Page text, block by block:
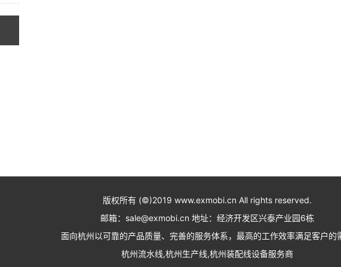
版权所有 (©)2019 www.exmobi.cn All rights reserved.
邮箱：sale@exmobi.cn 地址：经济开发区兴泰产业园6栋
面向杭州以可靠的产品质量、完善的服务体系，最高的工作效率满足客户的
杭州流水线,杭州生产线,杭州装配线设备服务商